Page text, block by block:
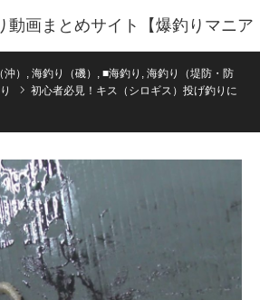
動画まとめサイト【爆釣りマニア
） , 海釣り（磯） , ■海釣り , 海釣り（堤防・防
初心者必見！キス（シロギス）投げ釣りに